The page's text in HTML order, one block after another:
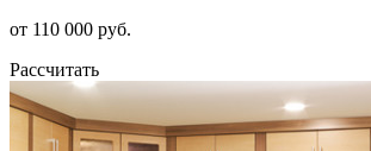
от 110 000 руб.
Рассчитать